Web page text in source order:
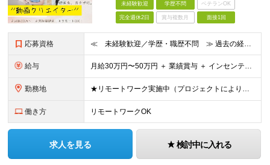
未経験歓迎 学歴不問 ベテランOK
完全週休2日 賞与複数月 面接1回
応募資格 ≪ 未経験歓迎／学歴・職歴不問 ≫ 過去の経歴は一切不問。 「いままで」よりも「これから」を 重視した採用を行っています！ ▼▼こんな想いがある方大歓迎▼▼ ・WEBデザインに興味がある！ ・自由な
給与 ⽉給30万円〜50万円 ＋ 業績賞与 ＋ インセンティブ賞与 経験者：35万円～ ※IT新人時25万円〜 ※経験・スキルを考慮の上、決定します。 ※経験者は別途優遇！ ★試⽤期間：3ヶ⽉ ★学
勤務地 ★リモートワーク実施中（プロジェクトによりフルリモートもあり） ★配属先は希望を最⼤限考慮
働き方 リモートワークOK
求人を見る 検討中に入れる